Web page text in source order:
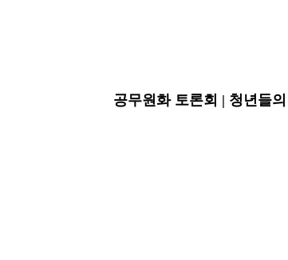
공무원화 토론회 | 청년들의